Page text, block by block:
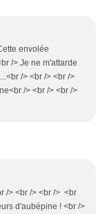
envolée
/> Je ne m'attarde
/> <br /> <br />
/> <br /> <br />
/> <br /> <br /> <br
d'aubépine ! <br />